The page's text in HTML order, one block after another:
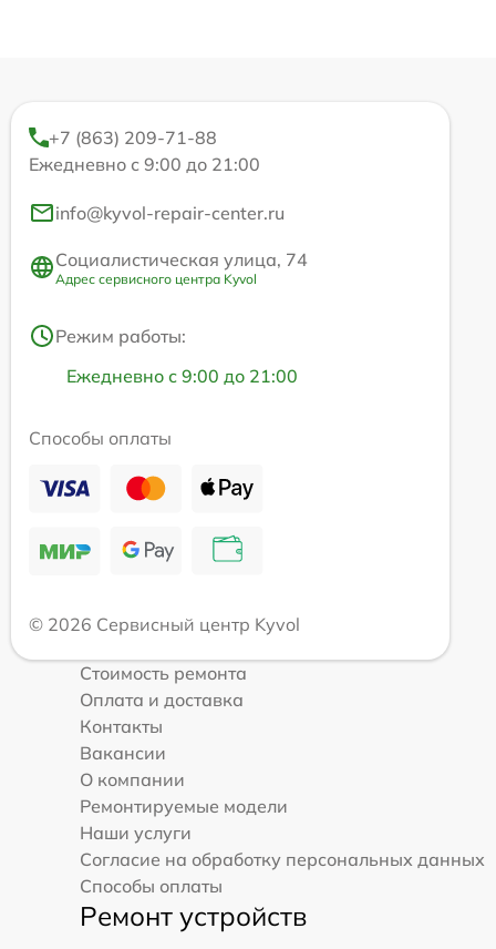
+7 (863) 209-71-88
Ежедневно с 9:00 до 21:00
info@kyvol-repair-center.ru
Социалистическая улица, 74
Адрес сервисного центра Kyvol
Режим работы:
Ежедневно с 9:00 до 21:00
Способы оплаты
© 2026 Сервисный центр Kyvol
Стоимость ремонта
Оплата и доставка
Контакты
Вакансии
О компании
Ремонтируемые модели
Наши услуги
Согласие на обработку персональных данных
Способы оплаты
Ремонт устройств